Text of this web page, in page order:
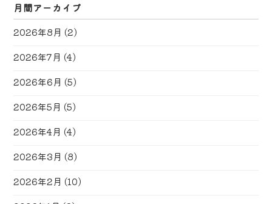
月間アーカイブ
2026年8月 (2)
2026年7月 (4)
2026年6月 (5)
2026年5月 (5)
2026年4月 (4)
2026年3月 (8)
2026年2月 (10)